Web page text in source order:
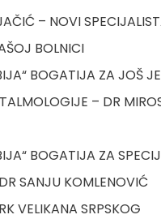
– NOVI
BOLNICI
BOGATIJA ZA JOŠ
– DR
BOGATIJA ZA
SANJU KOMLENOVIĆ
VELIKANA SRPSKOG